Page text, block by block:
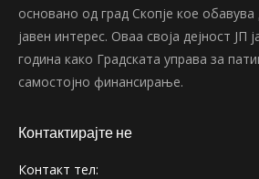
основано од град Скопје кое
јавен интерес. Оваа своја дејност ЈП
година како Градската управа за
самостојно финансирање.
Контактирајте не
Контакт тел: